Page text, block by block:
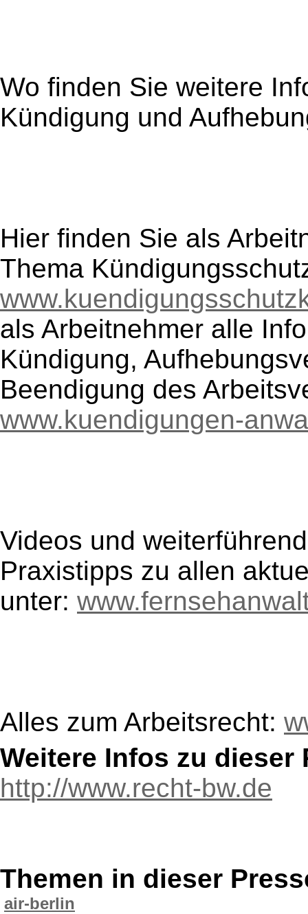
Wo finden Sie weitere
Kündigung und
Hier finden Sie als
Thema
als Arbeitnehmer alle
Kündigung,
Beendigung des
www.kuendigungen-
Videos und
Praxistipps zu allen
unter:
Alles zum Arbeitsrecht:
Weitere Infos zu dieser
http://www.recht-bw.de
Themen in dieser
air-berlin